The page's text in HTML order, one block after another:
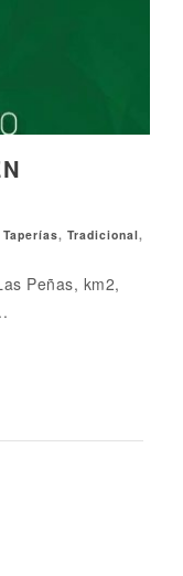
Taperías, Tradicional,
Peñas, km2,